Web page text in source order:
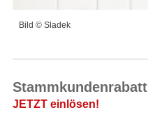
Bild © Sladek
Stammkundenrabatt
JETZT einlösen!